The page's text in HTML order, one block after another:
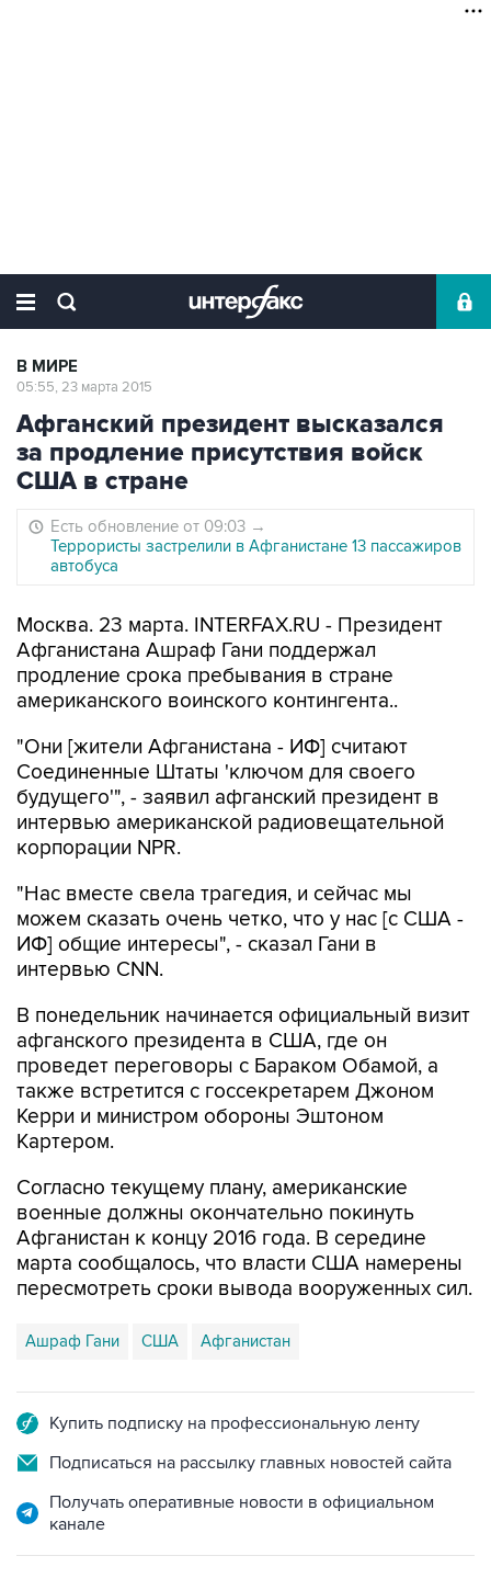
В МИРЕ
05:55, 23 марта 2015
Афганский президент высказался
за продление присутствия войск
США в стране
Есть обновление от 09:03 →
Террористы застрелили в Афганистане 13 пассажиров
автобуса
Москва. 23 марта. INTERFAX.RU - Президент
Афганистана Ашраф Гани поддержал
продление срока пребывания в стране
американского воинского контингента..
"Они [жители Афганистана - ИФ] считают
Соединенные Штаты 'ключом для своего
будущего'", - заявил афганский президент в
интервью американской радиовещательной
корпорации NPR.
"Нас вместе свела трагедия, и сейчас мы
можем сказать очень четко, что у нас [с США -
ИФ] общие интересы", - сказал Гани в
интервью CNN.
В понедельник начинается официальный визит
афганского президента в США, где он
проведет переговоры с Бараком Обамой, а
также встретится с госсекретарем Джоном
Керри и министром обороны Эштоном
Картером.
Согласно текущему плану, американские
военные должны окончательно покинуть
Афганистан к концу 2016 года. В середине
марта сообщалось, что власти США намерены
пересмотреть сроки вывода вооруженных сил.
Ашраф Гани США Афганистан
Купить подписку на профессиональную ленту
Подписаться на рассылку главных новостей сайта
Получать оперативные новости в официальном
канале